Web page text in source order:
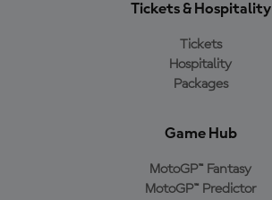
Tickets & Hospitality
Tickets
Hospitality
Packages
Game Hub
MotoGP™ Fantasy
MotoGP™ Predictor